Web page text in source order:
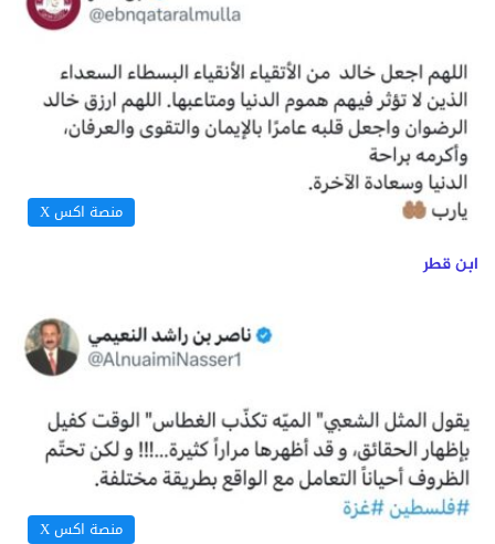
منصة اكس X
ابن قطر
منصة اكس X